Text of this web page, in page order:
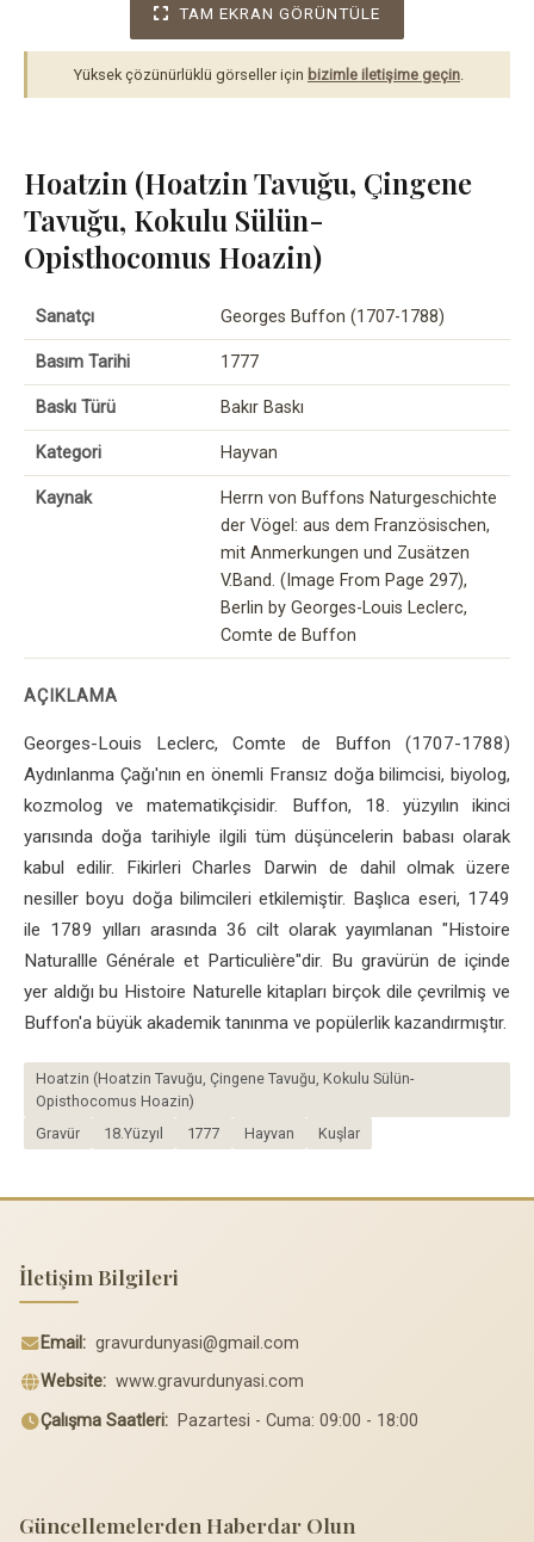
TAM EKRAN GÖRÜNTÜLE
Yüksek çözünürlüklü görseller için bizimle iletişime geçin
Hoatzin (Hoatzin Tavuğu, Çingene
Tavuğu, Kokulu Sülün-
Opisthocomus Hoazin)
Sanatçı Georges Buffon (1707-1788)
Basım Tarihi 1777
Baskı Türü Bakır Baskı
Kategori Hayvan
Kaynak
Herrn von Buffons Naturgeschichte
der Vögel: aus dem Französischen,
mit Anmerkungen und Zusätzen
V.Band. (Image From Page 297),
Berlin by Georges-Louis Leclerc,
Comte de Buffon
AÇIKLAMA
Georges-Louis Leclerc, Comte de Buffon (1707-1788)
Aydınlanma Çağı'nın en önemli Fransız doğa bilimcisi, biyolog,
kozmolog ve matematikçisidir. Buffon, 18. yüzyılın ikinci
yarısında doğa tarihiyle ilgili tüm düşüncelerin babası olarak
kabul edilir. Fikirleri Charles Darwin de dahil olmak üzere
nesiller boyu doğa bilimcileri etkilemiştir. Başlıca eseri, 1749
ile 1789 yılları arasında 36 cilt olarak yayımlanan "Histoire
Naturallle Générale et Particulière"dir. Bu gravürün de içinde
yer aldığı bu Histoire Naturelle kitapları birçok dile çevrilmiş ve
Buffon'a büyük akademik tanınma ve popülerlik kazandırmıştır.
Hoatzin (Hoatzin Tavuğu, Çingene Tavuğu, Kokulu Sülün-
Opisthocomus Hoazin)
Gravür
18.Yüzyıl 1777 Hayvan Kuşlar
İletişim Bilgileri
Email: gravurdunyasi@gmail.com
Website: www.gravurdunyasi.com
Çalışma Saatleri: Pazartesi - Cuma: 09:00 - 18:00
Güncellemelerden Haberdar Olun